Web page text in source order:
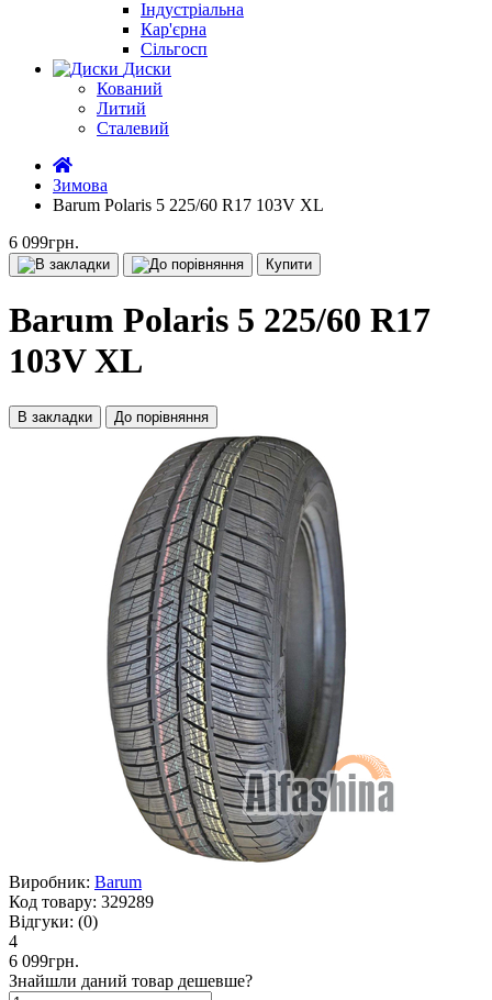
Індустріальна
Кар'єрна
Сільгосп
Диски
Кований
Литий
Сталевий
Зимова
Barum Polaris 5 225/60 R17 103V XL
6 099грн.
Купити
Barum Polaris 5 225/60 R17
103V XL
В закладки До порівняння
Виробник: Barum
Код товару: 329289
Відгуки: (0)
4
6 099грн.
Знайшли даний товар дешевше?